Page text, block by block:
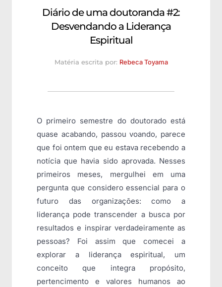
Diário de uma doutoranda #2:
Desvendando a Liderança
Espiritual
Matéria escrita por: Rebeca Toyama
O primeiro semestre do doutorado está
quase acabando, passou voando, parece
que foi ontem que eu estava recebendo a
notícia que havia sido aprovada. Nesses
primeiros meses, mergulhei em uma
pergunta que considero essencial para o
futuro das organizações: como a
liderança pode transcender a busca por
resultados e inspirar verdadeiramente as
pessoas? Foi assim que comecei a
explorar a liderança espiritual, um
conceito que integra propósito,
pertencimento e valores humanos ao